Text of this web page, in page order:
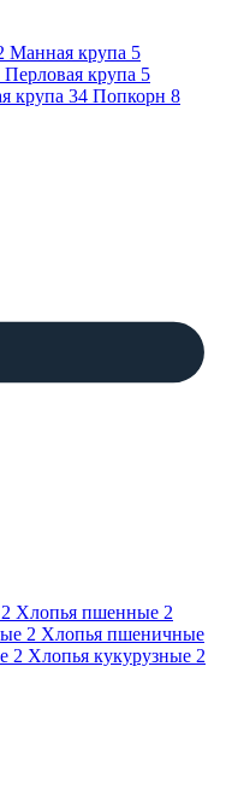
Манная крупа 5
Перловая крупа 5
крупа 34 Попкорн 8
2 Хлопья пшенные 2
2 Хлопья пшеничные
2 Хлопья кукурузные 2